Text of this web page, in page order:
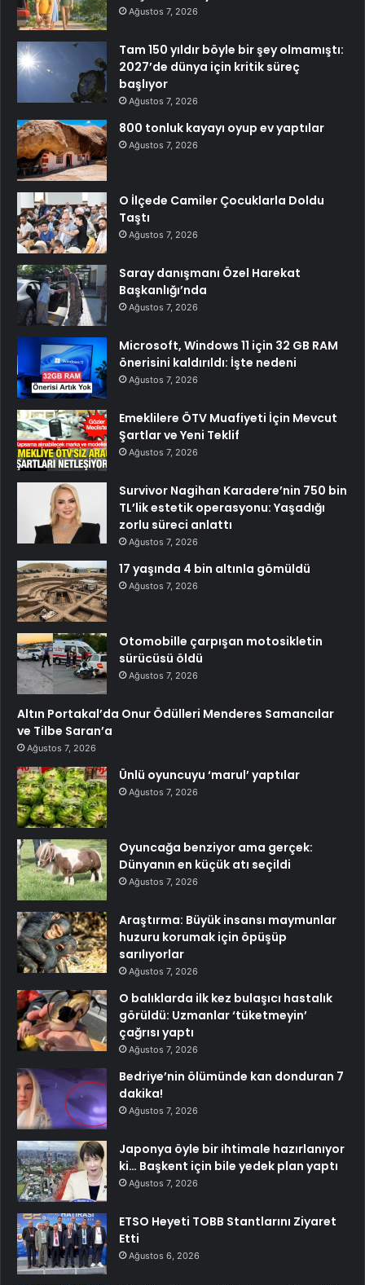
Ağustos 7, 2026
Tam 150 yıldır böyle bir şey olmamıştı:
2027’de dünya için kritik süreç
başlıyor
Ağustos 7, 2026
800 tonluk kayayı oyup ev yaptılar
Ağustos 7, 2026
O İlçede Camiler Çocuklarla Doldu
Taştı
Ağustos 7, 2026
Saray danışmanı Özel Harekat
Başkanlığı’nda
Ağustos 7, 2026
Microsoft, Windows 11 için 32 GB RAM
önerisini kaldırıldı: İşte nedeni
Ağustos 7, 2026
Emeklilere ÖTV Muafiyeti İçin Mevcut
Şartlar ve Yeni Teklif
Ağustos 7, 2026
Survivor Nagihan Karadere’nin 750 bin
TL’lik estetik operasyonu: Yaşadığı
zorlu süreci anlattı
Ağustos 7, 2026
17 yaşında 4 bin altınla gömüldü
Ağustos 7, 2026
Otomobille çarpışan motosikletin
sürücüsü öldü
Ağustos 7, 2026
Altın Portakal’da Onur Ödülleri Menderes Samancılar
ve Tilbe Saran’a
Ağustos 7, 2026
Ünlü oyuncuyu ‘marul’ yaptılar
Ağustos 7, 2026
Oyuncağa benziyor ama gerçek:
Dünyanın en küçük atı seçildi
Ağustos 7, 2026
Araştırma: Büyük insansı maymunlar
huzuru korumak için öpüşüp
sarılıyorlar
Ağustos 7, 2026
O balıklarda ilk kez bulaşıcı hastalık
görüldü: Uzmanlar ‘tüketmeyin’
çağrısı yaptı
Ağustos 7, 2026
Bedriye’nin ölümünde kan donduran 7
dakika!
Ağustos 7, 2026
Japonya öyle bir ihtimale hazırlanıyor
ki… Başkent için bile yedek plan yaptı
Ağustos 7, 2026
ETSO Heyeti TOBB Stantlarını Ziyaret
Etti
Ağustos 6, 2026